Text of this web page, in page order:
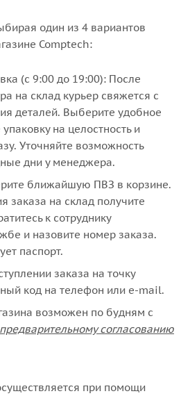
один из 4 вариантов
Comptech:
(с 9:00 до 19:00): После
на склад курьер свяжется с
деталей. Выберите удобное
на целостность и
Уточняйте возможность
дни у менеджера.
ближайшую ПВЗ в корзине.
заказа на склад получите
к сотруднику
и назовите номер заказа.
паспорт.
заказа на точку
код на телефон или e-mail.
возможен по будням с
предварительному согласованию
при помощи